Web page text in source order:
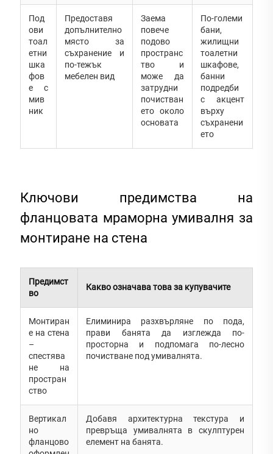
Под
ови
тоал
етни
шка
фов
е с
мив
ник
Предоставя
допълнително
място за
съхранение и
по-тежък
мебелен вид
Заема
повече
подово
пространс
тво и
може да
затрудни
почистван
ето около
основата
По-големи
бани,
жилищни
тоалетни
шкафове,
банни
подредби
с акцент
върху
съхранени
ето
Ключови предимства на
фланцовата мраморна умивалня за
монтиране на стена
Предимст
во
Какво означава това за купувачите
Монтиран
е на стена
–
спестява
не на
простран
ство
Елиминира разхвърляне по пода,
прави банята да изглежда по-
просторна и подпомага по-лесно
почистване под умивалнята.
Вертикал
но
фланцово
Добавя архитектурна текстура и
превръща умивалнята в скулптурен
елемент на банята.